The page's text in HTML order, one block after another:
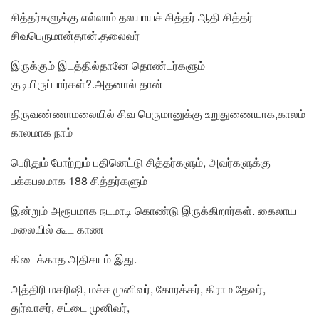
சித்தர்களுக்கு எல்லாம் தலயாயச் சித்தர் ஆதி சித்தர்
சிவபெருமான்தான்.தலைவர்
இருக்கும் இடத்தில்தானே தொண்டர்களும்
குடியிருப்பார்கள்?.அதனால் தான்
திருவண்ணாமலையில் சிவ பெருமானுக்கு உறுதுணையாக,காலம்
காலமாக நாம்
பெரிதும் போற்றும் பதினெட்டு சித்தர்களும், அவர்களுக்கு
பக்கபலமாக 188 சித்தர்களும்
இன்றும் அரூபமாக நடமாடி கொண்டு இருக்கிறார்கள். கைலாய
மலையில் கூட காண
கிடைக்காத அதிசயம் இது.
அத்திரி மகரிஷி, மச்ச முனிவர், கோரக்கர், கிராம தேவர்,
துர்வாசர், சட்டை முனிவர்,